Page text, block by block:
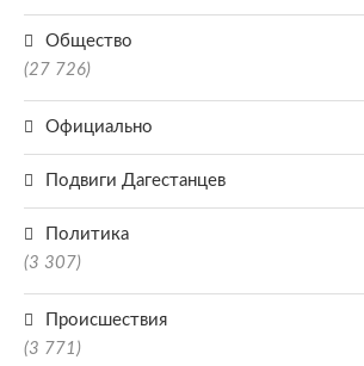
Общество
(27 726)
Официально
Подвиги Дагестанцев
Политика
(3 307)
Происшествия
(3 771)